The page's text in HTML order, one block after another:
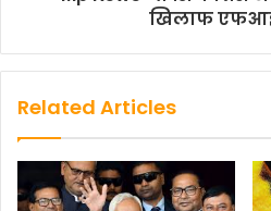
खिलाफ
Related Articles